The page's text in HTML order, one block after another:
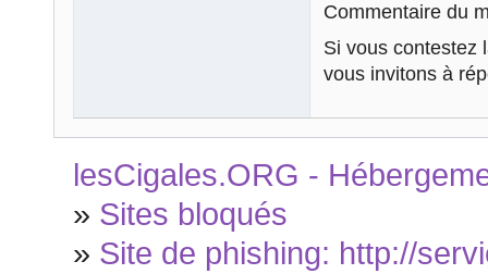
Commentaire du
Si vous contestez
vous invitons à
lesCigales.ORG -
» Sites bloqués
» Site de phishing: http://